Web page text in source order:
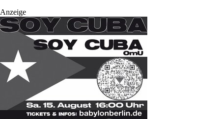
Anzeige